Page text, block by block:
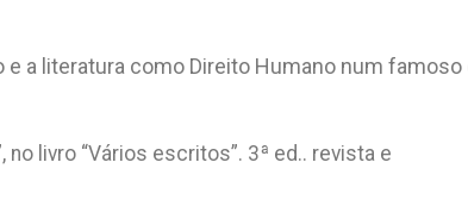
a literatura como Direito Humano num famoso
no livro “Vários escritos”. 3ª ed.. revista e